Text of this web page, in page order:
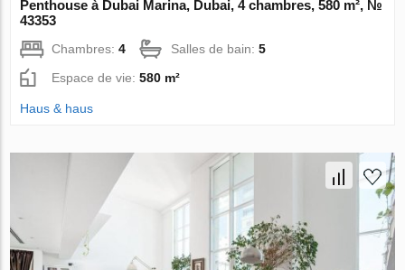
Penthouse à Dubai Marina, Dubai, 4 chambres, 580 m², №
43353
Chambres:4 Salles de bain:5
Espace de vie:580 m²
Haus & haus